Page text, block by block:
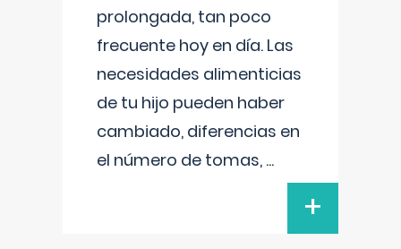
prolongada, tan poco
frecuente hoy en día. Las
necesidades alimenticias
de tu hijo pueden haber
cambiado, diferencias en
el número de tomas, ...
+